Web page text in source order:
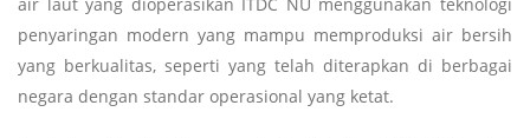
penyaringan modern yang mampu memproduksi air bersih
yang berkualitas, seperti yang telah diterapkan di berbagai
negara dengan standar operasional yang ketat.